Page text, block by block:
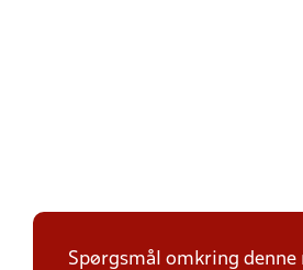
Spørgsmål omkring denne